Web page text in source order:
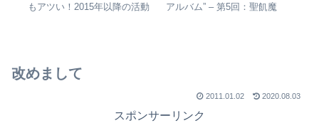
もアツい！2015年以降の活動
アルバム” – 第5回：聖飢魔
改めまして
2011.01.02 2020.08.03
スポンサーリンク